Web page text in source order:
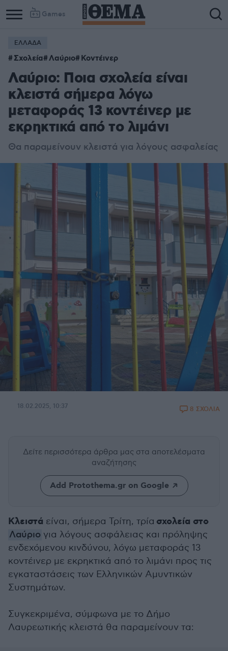
Games
ΕΛΛΑΔΑ
Σχολεία Λαύριο Κοντέινερ
Λαύριο: Ποια σχολεία είναι
κλειστά σήμερα λόγω
μεταφοράς 13 κοντέινερ με
εκρηκτικά από το λιμάνι
Θα παραμείνουν κλειστά για λόγους ασφαλείας
18.02.2025, 10:37 8 ΣΧΟΛΙΑ
Δείτε περισσότερα άρθρα μας στα αποτελέσματα
αναζήτησης
Add Protothema.gr on Google
Κλειστά είναι, σήμερα Τρίτη, τρία σχολεία στο
Λαύριο για λόγους ασφάλειας και πρόληψης
ενδεχόμενου κινδύνου, λόγω μεταφοράς 13
κοντέινερ με εκρηκτικά από το λιμάνι προς τις
εγκαταστάσεις των Ελληνικών Αμυντικών
Συστημάτων.
Συγκεκριμένα, σύμφωνα με το Δήμο
Λαυρεωτικής κλειστά θα παραμείνουν τα: